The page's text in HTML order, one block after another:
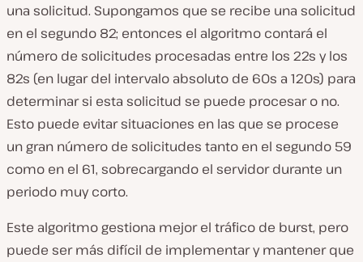
una solicitud. Supongamos que se recibe una solicitud
en el segundo 82; entonces el algoritmo contará el
número de solicitudes procesadas entre los 22s y los
82s (en lugar del intervalo absoluto de 60s a 120s) para
determinar si esta solicitud se puede procesar o no.
Esto puede evitar situaciones en las que se procese
un gran número de solicitudes tanto en el segundo 59
como en el 61, sobrecargando el servidor durante un
periodo muy corto.
Este algoritmo gestiona mejor el tráfico de burst, pero
puede ser más difícil de implementar y mantener que